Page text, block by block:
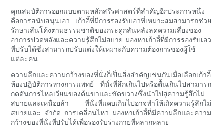
คุณสมบัติการออกแบบตามหลักสรีรศาสตร์ที่สำคัญอีกประการหนึ่ง
คือการสนับสนุนเอว เก้าอี้ที่มีการรองรับเอวที่เหมาะสมสามารถช่วย
รักษาเส้นโค้งตามธรรมชาติของกระดูกสันหลังลดความเสี่ยงของ
อาการปวดหลังและความรู้สึกไม่สบาย มองหาเก้าอี้ที่มีการรองรับเอว
ที่ปรับได้ซึ่งสามารถปรับแต่งให้เหมาะกับความต้องการของผู้ใช้
แต่ละคน
ความลึกและความกว้างของที่นั่งก็เป็นสิ่งสำคัญเช่นกันเมื่อเลือกเก้าอี้
ห้องปฏิบัติการทางการแพทย์ ที่นั่งที่ลึกเกินไปหรือตื้นเกินไปสามารถ
กดดันการไหลเวียนของต้นขาและขัดขวางซึ่งนำไปสู่ความรู้สึกไม่
สบายและเหนื่อยล้า ที่นั่งที่แคบเกินไปอาจทำให้เกิดความรู้สึกไม่
สบายและ จำกัด การเคลื่อนไหว มองหาเก้าอี้ที่มีความลึกและความ
กว้างของที่นั่งที่ปรับได้เพื่อรองรับร่างกายที่หลากหลาย